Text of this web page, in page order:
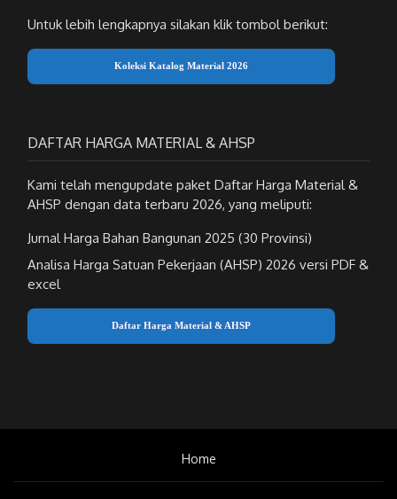
Untuk lebih lengkapnya silakan klik tombol berikut:
Koleksi Katalog Material 2026
DAFTAR HARGA MATERIAL & AHSP
Kami telah mengupdate paket Daftar Harga Material &
AHSP dengan data terbaru 2026, yang meliputi:
Jurnal Harga Bahan Bangunan 2025 (30 Provinsi)
Analisa Harga Satuan Pekerjaan (AHSP) 2026 versi PDF &
excel
Daftar Harga Material & AHSP
Home